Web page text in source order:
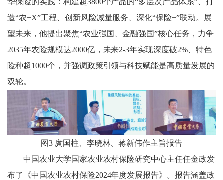
造“农+X”工程、创新风险减量服务、深化“保险+”联动。展
望未来，他提出聚焦“农业强国、金融强国”核心任务，力争
2035年农险规模达2000亿，未来2-3年实现深度破2%、特色
险种超1000个，并强调政策引领与科技赋能是高质量发展的
双轮。
图3 庹国柱、李晓林、蒋新伟作主旨报告
中国农业大学国家农业农村保险研究中心主任任金政发
布了《中国农业农村保险2024年度发展报告》。报告涵盖政